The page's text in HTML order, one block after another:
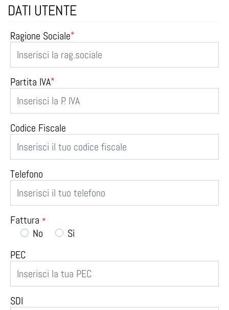
DATI UTENTE
Ragione Sociale*
Partita IVA*
Codice Fiscale
Telefono
Fattura *
Fattura *
No
Sì
PEC
SDI